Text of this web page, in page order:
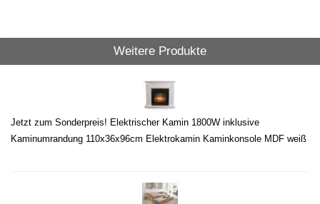
Weitere Produkte
Jetzt zum Sonderpreis! Elektrischer Kamin 1800W inklusive
Kaminumrandung 110x36x96cm Elektrokamin Kaminkonsole MDF weiß